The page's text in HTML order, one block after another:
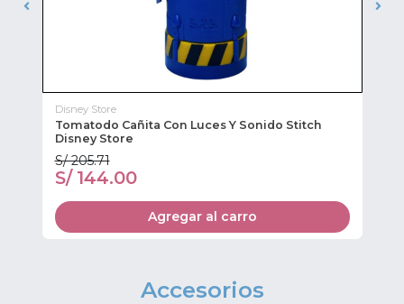
Disney Store
Tomatodo Cañita Con Luces Y Sonido Stitch
Disney Store
S/ 205.71
S/ 144.00
Agregar al carro
Accesorios